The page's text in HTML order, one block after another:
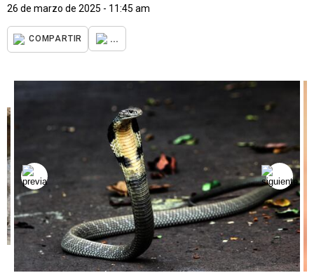
26 de marzo de 2025 - 11:45 am
COMPARTIR ...